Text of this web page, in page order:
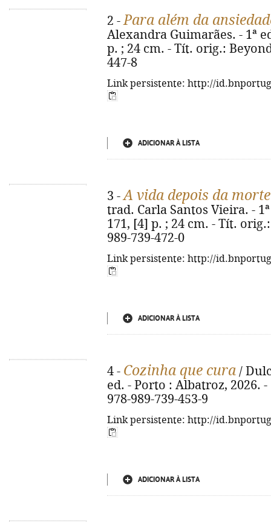
2 -Para além da
Alexandra Guimarães. - 1ª
p. ; 24 cm. - Tít. orig.:
447-8
Link persistente: http://
ADICIONAR À LISTA
3 -A vida depois da morte
trad. Carla Santos Vieira. -
171, [4] p. ; 24 cm. - Tít.
989-739-472-0
Link persistente: http://
ADICIONAR À LISTA
4 - Cozinha que cura /
ed. - Porto : Albatroz, 2026.
978-989-739-453-9
Link persistente: http://
ADICIONAR À LISTA